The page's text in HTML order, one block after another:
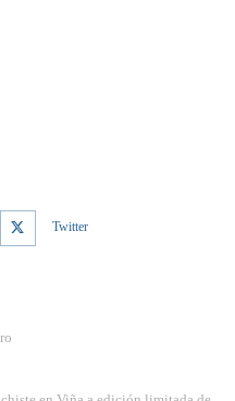
Twitter